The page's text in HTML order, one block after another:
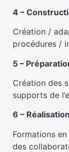
4 –
Création /
procédures /
5 –
Création des
supports de
6 –
Formations
des